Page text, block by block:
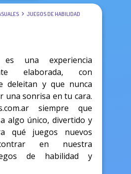
JUEGOS DE HABILIDAD
una experiencia
elaborada, con
deleitan y que nunca
una sonrisa en tu cara.
siempre que
algo único, divertido y
qué juegos nuevos
en nuestra
de habilidad y